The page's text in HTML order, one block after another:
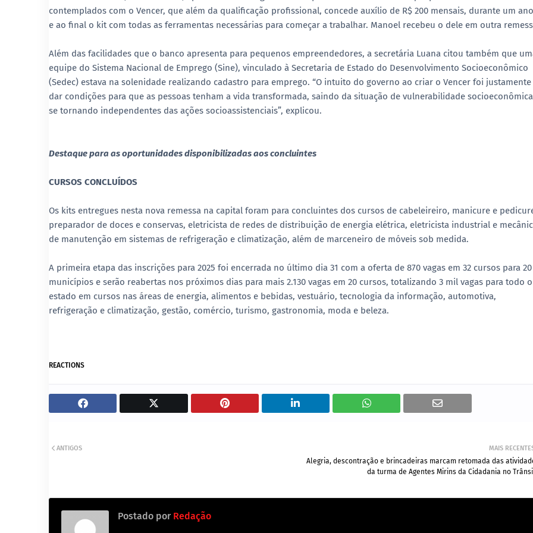
contemplados com o Vencer, que além da qualificação profissional, concede auxílio de R$ 200 mensais, durante um
e ao final o kit com todas as ferramentas necessárias para começar a trabalhar. Manoel recebeu o dele em outra
Além das facilidades que o banco apresenta para pequenos empreendedores, a secretária Luana citou também que
equipe do Sistema Nacional de Emprego (Sine), vinculado à Secretaria de Estado do Desenvolvimento Socioeconômico
(Sedec) estava na solenidade realizando cadastro para emprego. “O intuito do governo ao criar o Vencer foi justamente
dar condições para que as pessoas tenham a vida transformada, saindo da situação de vulnerabilidade
se tornando independentes das ações socioassistenciais”, explicou.
Destaque para as oportunidades disponibilizadas aos concluintes
CURSOS CONCLUÍDOS
Os kits entregues nesta nova remessa na capital foram para concluintes dos cursos de cabeleireiro, manicure e
preparador de doces e conservas, eletricista de redes de distribuição de energia elétrica, eletricista industrial e
de manutenção em sistemas de refrigeração e climatização, além de marceneiro de móveis sob medida.
A primeira etapa das inscrições para 2025 foi encerrada no último dia 31 com a oferta de 870 vagas em 32 cursos para 20
municípios e serão reabertas nos próximos dias para mais 2.130 vagas em 20 cursos, totalizando 3 mil vagas para todo o
estado em cursos nas áreas de energia, alimentos e bebidas, vestuário, tecnologia da informação, automotiva,
refrigeração e climatização, gestão, comércio, turismo, gastronomia, moda e beleza.
REACTIONS
MAIS
Alegria, descontração e brincadeiras marcam retomada das
da turma de Agentes Mirins da Cidadania no
ANTIGOS
Postado por Redação